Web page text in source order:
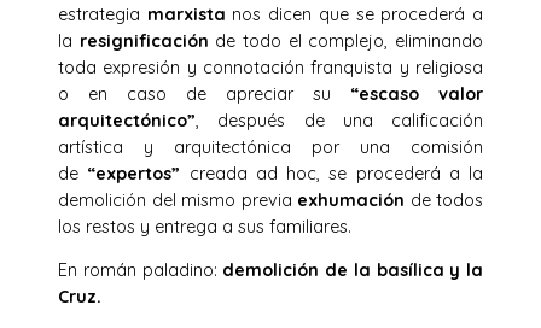
estrategia marxista nos dicen que se procederá a
la resignificación de todo el complejo, eliminando
toda expresión y connotación franquista y religiosa
o en caso de apreciar su “escaso valor
arquitectónico”, después de una calificación
artística y arquitectónica por una comisión
de “expertos” creada ad hoc, se procederá a la
demolición del mismo previa exhumación de todos
los restos y entrega a sus familiares.
En román paladino: demolición de la basílica y la
Cruz.